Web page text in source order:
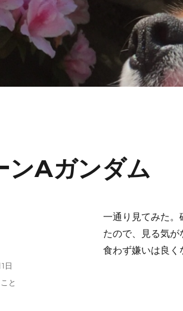
ンAガンダム
一通り見てみた。
たので、見る気が
食わず嫌いは良く
日
と